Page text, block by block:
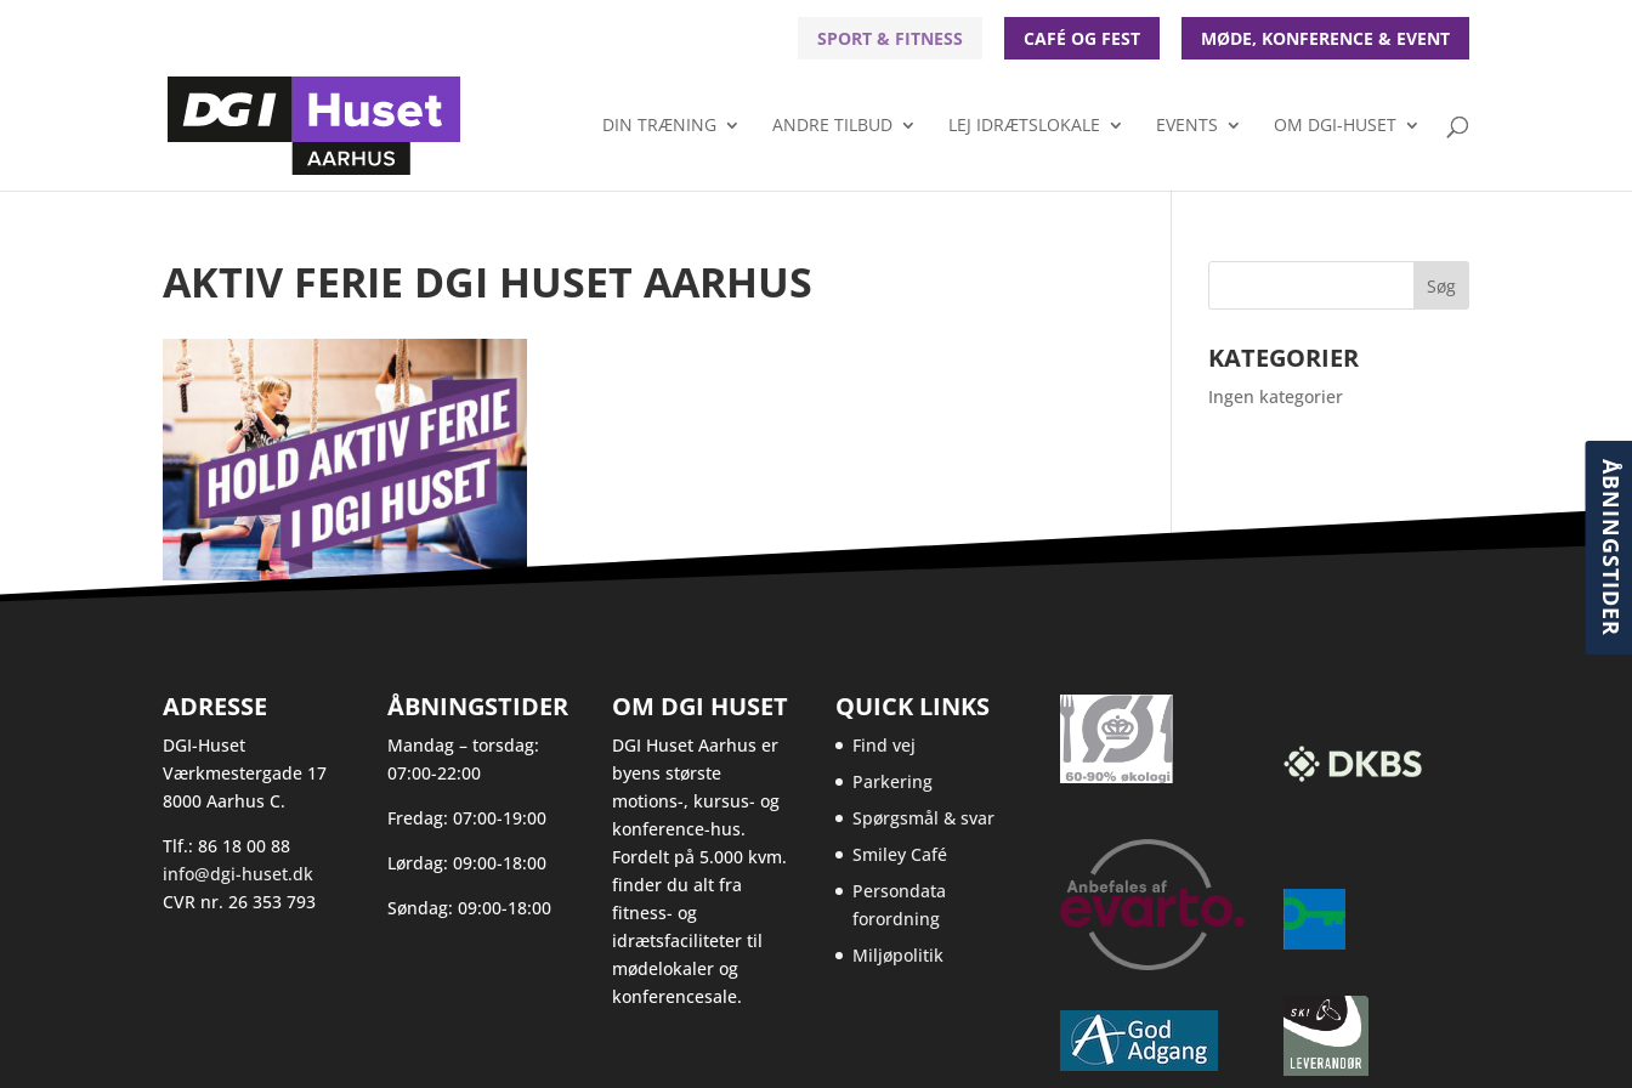
ÅBNINGSTIDER
SPORT & FITNESS CAFÉ OG FEST MØDE, KONFERENCE & EVENT
DIN TRÆNING ANDRE TILBUD LEJ IDRÆTSLOKALE EVENTS OM DGI-HUSET
AKTIV FERIE DGI HUSET AARHUS
KATEGORIER
Ingen kategorier
ADRESSE
DGI-Huset
Værkmestergade 17
8000 Aarhus C.
Tlf.: 86 18 00 88
info@dgi-huset.dk
CVR nr. 26 353 793
ÅBNINGSTIDER
Mandag – torsdag:
07:00-22:00
Fredag: 07:00-19:00
Lørdag: 09:00-18:00
Søndag: 09:00-18:00
OM DGI HUSET
DGI Huset Aarhus er
byens største
motions-, kursus- og
konference-hus.
Fordelt på 5.000 kvm.
finder du alt fra
fitness- og
idrætsfaciliteter til
mødelokaler og
konferencesale.
QUICK LINKS
Find vej
Parkering
Spørgsmål & svar
Smiley Café
Persondata
forordning
Miljøpolitik